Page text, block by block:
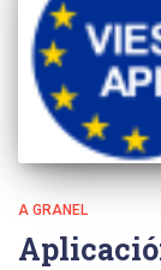
A GRANEL